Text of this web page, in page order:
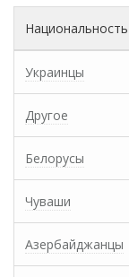
Национальность
Украинцы
Другое
Белорусы
Чуваши
Азербайджанцы